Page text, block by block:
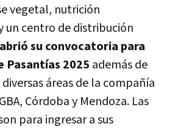
vegetal, nutrición
un centro de distribución
abrió su convocatoria para
Pasantías 2025 además de
áreas de la compañía
Córdoba y Mendoza. Las
para ingresar a sus